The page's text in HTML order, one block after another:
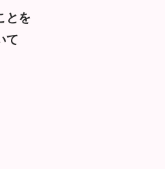
とを
て